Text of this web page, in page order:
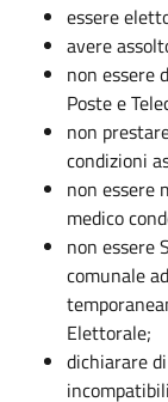
essere
avere
non essere
Poste e
non
condizioni
non essere
medico
non essere
comunale
Elettorale;
dichiarare